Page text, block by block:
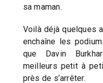
sa maman.
Voilà déjà quelques
enchaîne les
que Davin
meilleurs petit à
près de s’arrêter.